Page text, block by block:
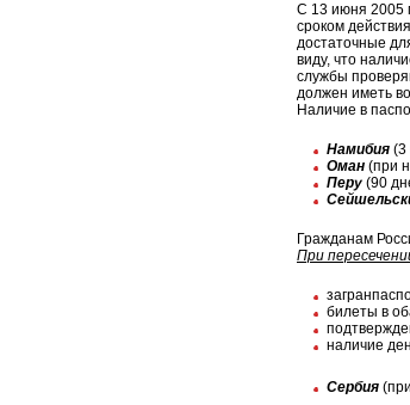
С 13 июня 2005
сроком
достаточные
виду, что
службы
должен иметь
Наличие в
Намибия (3
Оман (при
Перу (90
Гражданам
При
билеты в
наличие
Сербия